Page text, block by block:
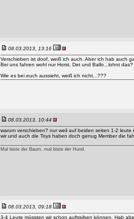
08.03.2013, 13:16
Verschieben ist doof, weiß ich auch. Aber ich hab auch
Bei uns fahren wohl nur Horst, Det und Ballo...lohnt das?
Wie es bei euch aussieht, weiß ich nicht...???
08.03.2013, 10:44
warum verschieben? nur weil auf beiden seiten 1-2 leute
wir und auch die Toys haben doch genug Member die
Mal biste der Baum, mal biste der Hund.
08.03.2013, 09:18
3-4 Leute müssten wir schon auftreiben können. Hab